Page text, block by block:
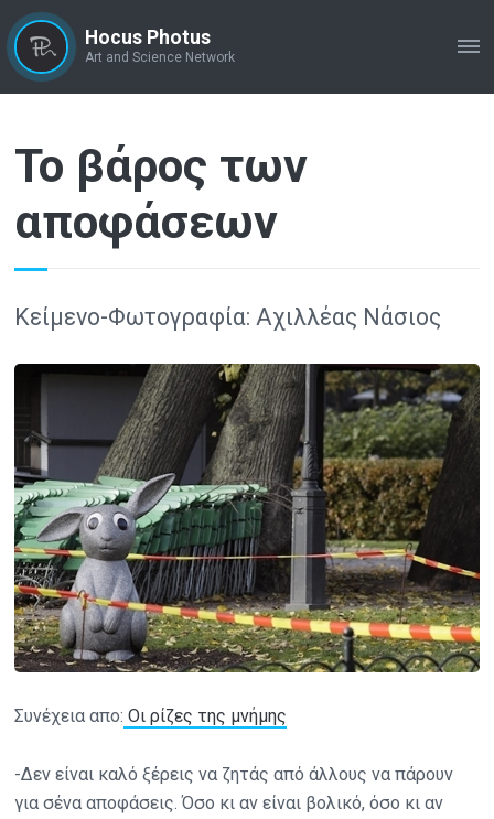
Hocus Photus
Art and Science Network
Το βάρος των
αποφάσεων
Κείμενο-Φωτογραφία: Αχιλλέας Νάσιος
Συνέχεια απο: Οι ρίζες της μνήμης
-Δεν είναι καλό ξέρεις να ζητάς από άλλους να πάρουν
για σένα αποφάσεις. Όσο κι αν είναι βολικό, όσο κι αν